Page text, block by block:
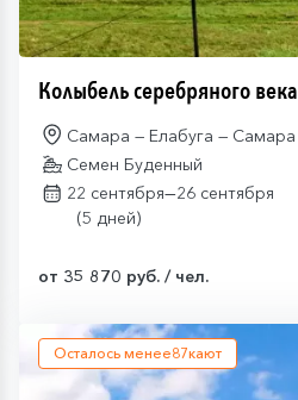
Колыбель серебряного века
Самара — Елабуга — Самара
Семен Буденный
22 сентября—26 сентября
(5 дней)
от 35 870 руб. / чел.
Осталось менее87кают